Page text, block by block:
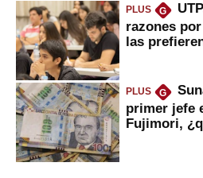
PLUS G
razones
las
PLUS G
primer jefe
Fujimori,